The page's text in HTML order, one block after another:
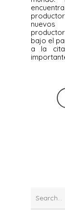
bajo el
a la